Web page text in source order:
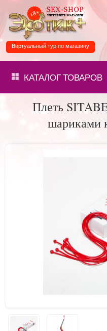
Виртуальный тур по магазину
КАТАЛОГТОВАРОВ
Плеть
шариками